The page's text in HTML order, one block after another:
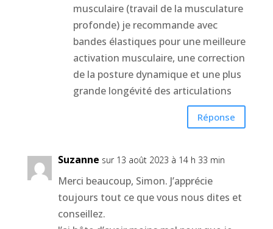
musculaire (travail de la musculature
profonde) je recommande avec
bandes élastiques pour une meilleure
activation musculaire, une correction
de la posture dynamique et une plus
grande longévité des articulations
Réponse
Suzanne sur 13 août 2023 à 14 h 33 min
Merci beaucoup, Simon. J’apprécie
toujours tout ce que vous nous dites et
conseillez.